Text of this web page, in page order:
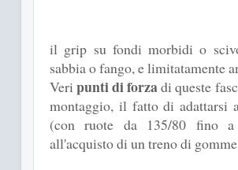
il grip su fondi morbidi o
sabbia o fango, e limitatamente
Veripunti di forzadi queste
montaggio, il fatto di
(con ruote da 135/80 fino a
all'acquisto di un treno di